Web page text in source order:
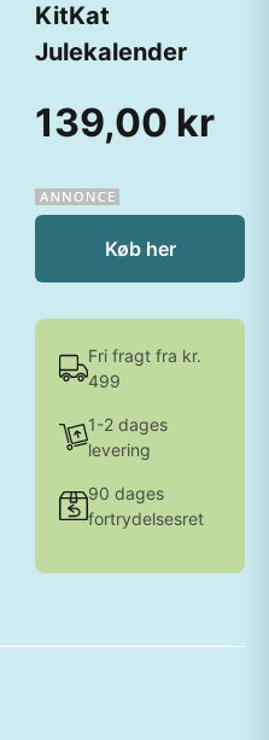
KitKat
Julekalender
139,00 kr
Køb her
Fri fragt fra kr.
499
1-2 dages
levering
90 dages
fortrydelsesret